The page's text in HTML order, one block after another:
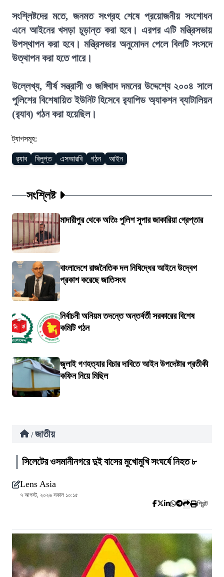
সংশ্লিষ্টদের মতে, জনমত সংগ্রহ শেষে প্রয়োজনীয় সংশোধন
এনে আইনের খসড়া চূড়ান্ত করা হবে। এরপর এটি মন্ত্রিসভায়
উপস্থাপন করা হবে। মন্ত্রিসভার অনুমোদন পেলে বিলটি সংসদে
উত্থাপন করা হতে পারে।
উল্লেখ্য, শীর্ষ সন্ত্রাসী ও জঙ্গিবাদ দমনের উদ্দেশ্যে ২০০৪ সালে
পুলিশের বিশেষায়িত ইউনিট হিসেবে র‍্যাপিড অ্যাকশন ব্যাটালিয়ন
(র‍্যাব) গঠন করা হয়েছিল।
ট্যাগসমূহ:
র‍্যাব বিলুপ্ত এসআরবি গঠন আইন
সংশ্লিষ্ট
মাদারীপুর থেকে অতিঃ পুলিশ সুপার জাকারিয়া গ্রেপ্তার
বাংলাদেশে রাজনৈতিক দল নিষিদ্ধের আইনে উদ্বেগ
প্রকাশ করেছে জাতিসংঘ
নির্বাচনী অনিয়ম তদন্তে অন্তর্বর্তী সরকারের বিশেষ
কমিটি গঠন
জুলাই গণহত্যার বিচার দাবিতে আইন উপদেষ্টার প্রতীকী
কফিন নিয়ে মিছিল
/ জাতীয়
সিলেটের ওসমানীনগরে দুই বাসের মুখোমুখি সংঘর্ষে নিহত ৮
Lens Asia
৭ আগস্ট, ২০২৬ সকাল ১০:১৫
প্রিন্ট